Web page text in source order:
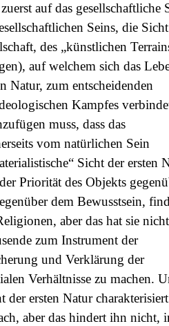
auf das gesellschaftliche
Seins, die
des „künstlichen
auf welchem sich das
Natur, zum entscheidenden
Kampfes
muss, dass das
vom natürlichen Sein
Sicht der ersten
Priorität des Objekts
dem Bewusstsein,
aber das hat sie nicht
zum Instrument der
und Verklärung der
Verhältnisse zu machen.
der ersten Natur charakterisiert
aber das hindert ihn nicht,